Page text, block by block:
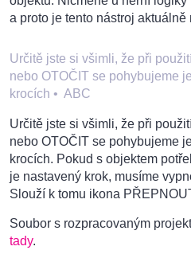
a proto je tento nástroj aktuálně
Určitě jste si všimli, že při
nebo OTOČIT se pohybujeme
krocích • ABC
Určitě jste si všimli, že při
nebo OTOČIT se pohybujeme
krocích. Pokud s objektem
je nastavený krok, musíme
Slouží k tomu ikona
Soubor s rozpracovaným
tady.